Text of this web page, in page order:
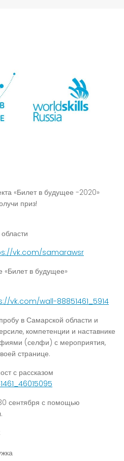
«Билет в будущее -2020»
приз!
vk.com/samarawsr
«Билет в будущее»
vk.com/wall-88851461_5914
в Самарской области и
компетенции и наставнике
(селфи) с мероприятия,
странице.
с рассказом
сентября с помощью